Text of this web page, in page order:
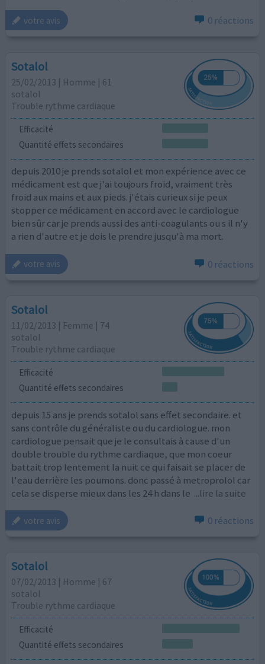
votre avis 0 réactions
Sotalol
25/02/2013 | Homme | 61
sotalol
Trouble rythme cardiaque
Efficacité
Quantité effets secondaires
depuis 2010 je prends sotalol et mon expérience avec ce
médicament est que j'ai toujours froid, vraiment très
froid aux mains et aux pieds. j'étais curieux si je peux
stopper ce médicament en accord avec le cardiologue
bien sûr car je prends aussi des anti-coagulants ou s il n'y
a rien d'autre et je dois le prendre jusqu'à ma mort.
votre avis 0 réactions
Sotalol
11/02/2013 | Femme | 74
sotalol
Trouble rythme cardiaque
Efficacité
Quantité effets secondaires
depuis 15 ans je prends sotalol sans effet secondaire. et
sans contrôle du généraliste ou du cardiologue. mon
cardiologue pensait que je le consultais à cause d'un
double trouble du rythme cardiaque, que mon coeur
battait trop lentement la nuit ce qui faisait se placer de
l'eau derrière les poumons. donc passé à metroprolol car
cela se disperse mieux dans les 24 h dans le ...lire la suite
votre avis 0 réactions
Sotalol
07/02/2013 | Homme | 67
sotalol
Trouble rythme cardiaque
Efficacité
Quantité effets secondaires